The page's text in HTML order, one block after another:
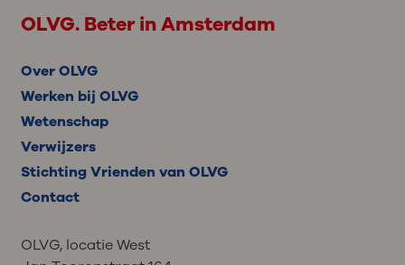
OLVG. Beter in Amsterdam
Over OLVG
Werken bij OLVG
Wetenschap
Verwijzers
Stichting Vrienden van OLVG
Contact
OLVG, locatie West